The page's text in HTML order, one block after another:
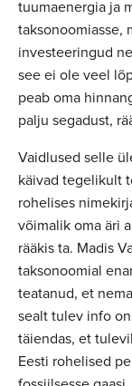
tuumaenergia ja
taksonoomiasse,
investeeringud
see ei ole veel
peab oma
palju segadust,
Vaidlused selle
käivad tegelikult
rohelises
võimalik oma äri
rääkis ta. Madis
taksonoomial
teatanud, et
sealt tulev info
täiendas, et
Eesti rohelised